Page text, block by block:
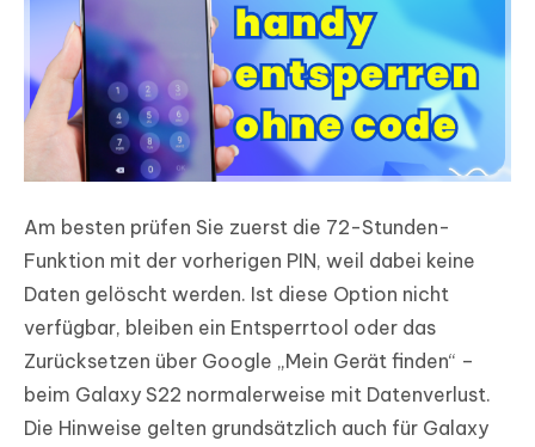
Am besten prüfen Sie zuerst die 72-Stunden-
Funktion mit der vorherigen PIN, weil dabei keine
Daten gelöscht werden. Ist diese Option nicht
verfügbar, bleiben ein Entsperrtool oder das
Zurücksetzen über Google „Mein Gerät finden“ –
beim Galaxy S22 normalerweise mit Datenverlust.
Die Hinweise gelten grundsätzlich auch für Galaxy